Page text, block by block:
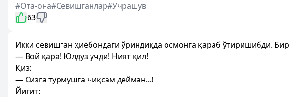
#Ота-она#Севишганлар#Учрашув
63
Икки севишган ҳиёбондаги ўриндиқда осмонга қараб ўтиришибди.
— Вой қара! Юлдуз учди! Ният қил!
Қиз:
— Сизга турмушга чиқсам дейман...!
Йигит: